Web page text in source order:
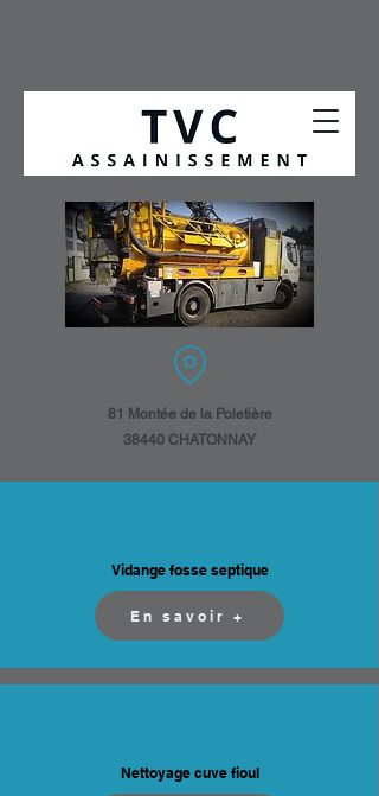
81 Montée de la Poletière
38440 CHATONNAY​
Vidange fosse septique
En savoir +
Nettoyage cuve fioul